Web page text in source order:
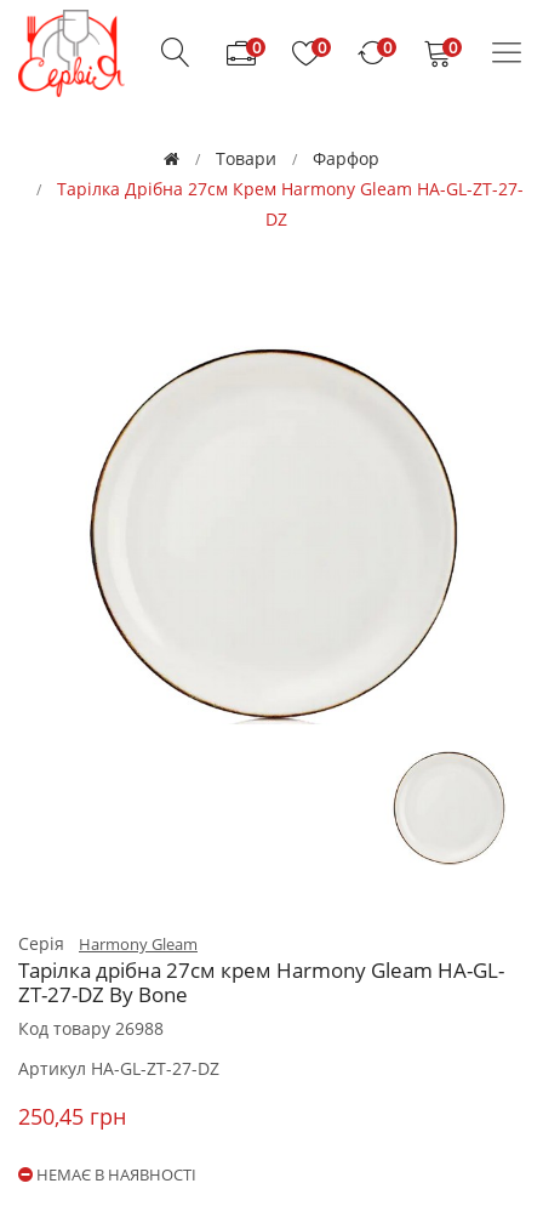
0 0 0 0
Товари
Фарфор
Тарілка Дрібна 27см Крем Harmony Gleam HA-GL-ZT-27-
DZ
Серія Harmony Gleam
Тарілка дрібна 27см крем Harmony Gleam HA-GL-
ZT-27-DZ By Bone
Код товару 26988
Артикул HA-GL-ZT-27-DZ
250,45 грн
НЕМАЄ В НАЯВНОСТІ